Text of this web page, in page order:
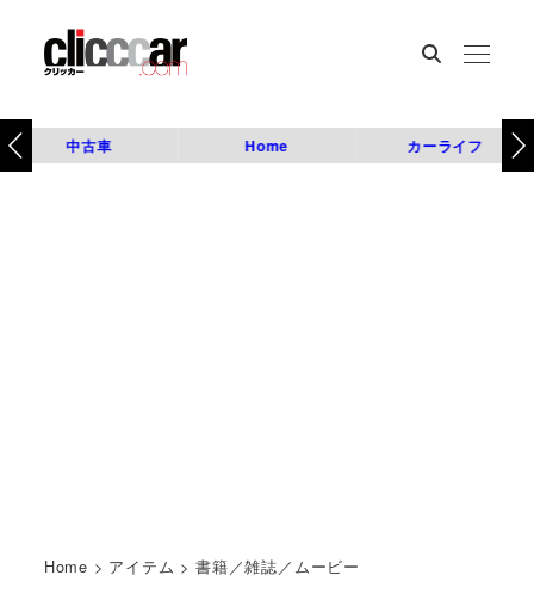
中古車 Home カーライフ
Home > アイテム >書籍／雑誌／ムービー